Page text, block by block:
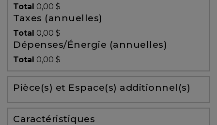
ACHAT
Alerte
immobilière
Avec
un
courtier
Total 0,00 $
Taxes (annuelles)
Total 0,00 $
Dépenses/Énergie (annuelles)
Total 0,00 $
Pièce(s) et Espace(s) additionnel(s)
Caractéristiques